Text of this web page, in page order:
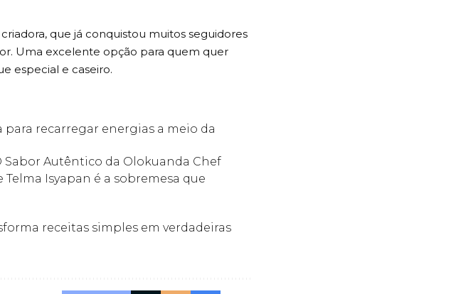
que já conquistou muitos seguidores
Uma excelente opção para quem quer
especial e caseiro.
para recarregar energias a meio da
Sabor Autêntico da Olokuanda Chef
Isyapan é a sobremesa que
receitas simples em verdadeiras